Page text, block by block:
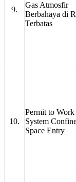
9.
Gas Atmosfir
Berbahaya di
Terbatas
10.
Permit to Work
System
Space Entry